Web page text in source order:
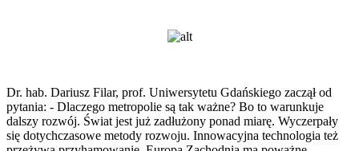
Dr. hab. Dariusz Filar, prof. Uniwersytetu Gdańskiego zaczął od
pytania: - Dlaczego metropolie są tak ważne? Bo to warunkuje
dalszy rozwój. Świat jest już zadłużony ponad miarę. Wyczerpały
się dotychczasowe metody rozwoju. Innowacyjna technologia też